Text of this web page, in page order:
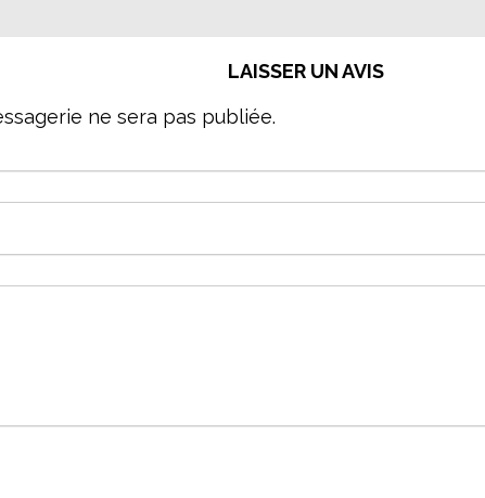
LAISSER UN AVIS
ne sera pas publiée.